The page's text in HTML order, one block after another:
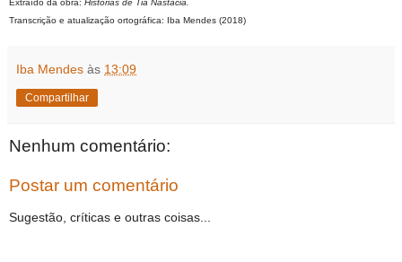
Extraído da obra: Histórias de Tia Nastácia.
Transcrição e atualização ortográfica: Iba Mendes (2018)
Iba Mendes às 13:09
Compartilhar
Nenhum comentário:
Postar um comentário
Sugestão, críticas e outras coisas...